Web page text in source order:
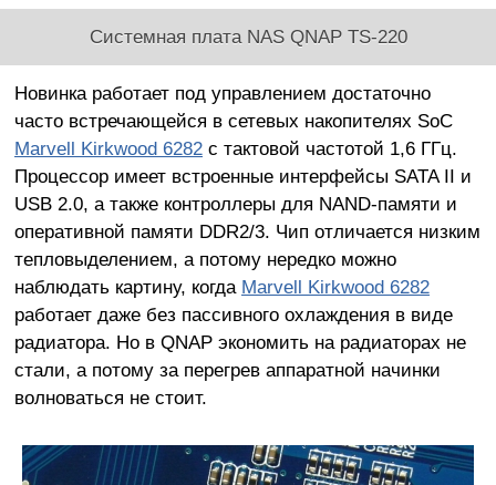
Системная плата NAS QNAP TS-220
Новинка работает под управлением достаточно
часто встречающейся в сетевых накопителях SoC
Marvell Kirkwood 6282с тактовой частотой 1,6 ГГц.
Процессор имеет встроенные интерфейсы SATA II и
USB 2.0, а также контроллеры для NAND-памяти и
оперативной памяти DDR2/3. Чип отличается низким
тепловыделением, а потому нередко можно
наблюдать картину, когда Marvell Kirkwood 6282
работает даже без пассивного охлаждения в виде
радиатора. Но в QNAP экономить на радиаторах не
стали, а потому за перегрев аппаратной начинки
волноваться не стоит.